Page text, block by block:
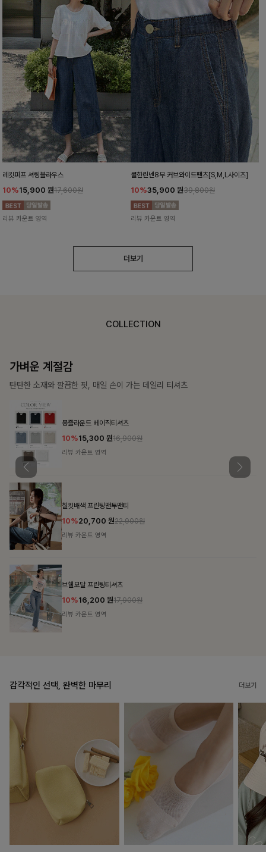
레킷퍼프 셔링블라우스
10%15,900 원17,600원
리뷰 카운트 영역
쿨한린넨8부 커브와이드팬츠[S,M,L사이즈]
10%35,900 원39,800원
리뷰 카운트 영역
더보기
COLLECTION
가장 쉬운 코디
특별한 날부터 일상까지 함께하는 룩
감각적인 선택, 완벽한 마무리 더보기